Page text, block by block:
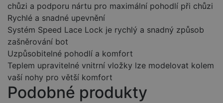
chůzi a podporu nártu pro maximální pohodlí při chůzi
Rychlé a snadné upevnění
Systém Speed Lace Lock je rychlý a snadný způsob
zašněrování bot
Uzpůsobitelné pohodlí a komfort
Teplem upravitelné vnitrní vložky lze modelovat kolem
vaší nohy pro větší komfort
Podobné produkty